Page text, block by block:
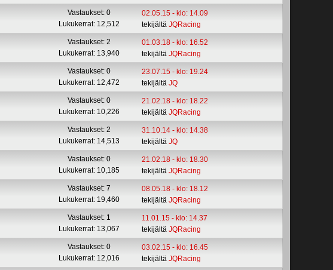
Vastaukset: 0
Lukukerrat: 12,512
02.05.15 - klo: 14.09
tekijältäJQRacing
Vastaukset: 2
Lukukerrat: 13,940
01.03.18 - klo: 16.52
tekijältäJQRacing
Vastaukset: 0
Lukukerrat: 12,472
23.07.15 - klo: 19.24
tekijältäJQ
Vastaukset: 0
Lukukerrat: 10,226
21.02.18 - klo: 18.22
tekijältäJQRacing
Vastaukset: 2
Lukukerrat: 14,513
31.10.14 - klo: 14.38
tekijältäJQ
Vastaukset: 0
Lukukerrat: 10,185
21.02.18 - klo: 18.30
tekijältäJQRacing
Vastaukset: 7
Lukukerrat: 19,460
08.05.18 - klo: 18.12
tekijältäJQRacing
Vastaukset: 1
Lukukerrat: 13,067
11.01.15 - klo: 14.37
tekijältäJQRacing
Vastaukset: 0
Lukukerrat: 12,016
03.02.15 - klo: 16.45
tekijältäJQRacing